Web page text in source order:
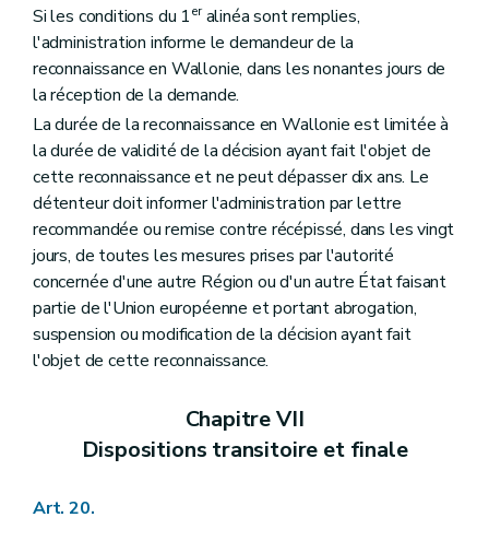
Si les conditions du 1eralinéa sont remplies,
l'administration informe le demandeur de la
reconnaissance en Wallonie, dans les nonantes jours de
la réception de la demande.
La durée de la reconnaissance en Wallonie est limitée à
la durée de validité de la décision ayant fait l'objet de
cette reconnaissance et ne peut dépasser dix ans. Le
détenteur doit informer l'administration par lettre
recommandée ou remise contre récépissé, dans les vingt
jours, de toutes les mesures prises par l'autorité
concernée d'une autre Région ou d'un autre État faisant
partie de l'Union européenne et portant abrogation,
suspension ou modification de la décision ayant fait
l'objet de cette reconnaissance.
Chapitre VII
Dispositions transitoire et finale
Art. 20.